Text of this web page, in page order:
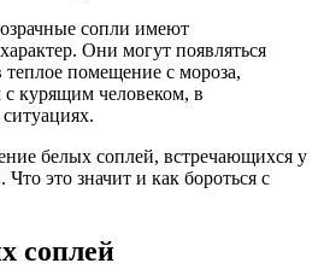
сопли имеют
Они могут появляться
теплое помещение с мороза,
курящим человеком, в
белых соплей, встречающихся у
это значит и как бороться с
соплей